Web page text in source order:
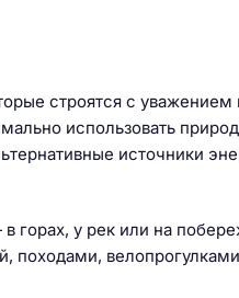
строятся с
использовать
источники
горах, у рек или на
походами,